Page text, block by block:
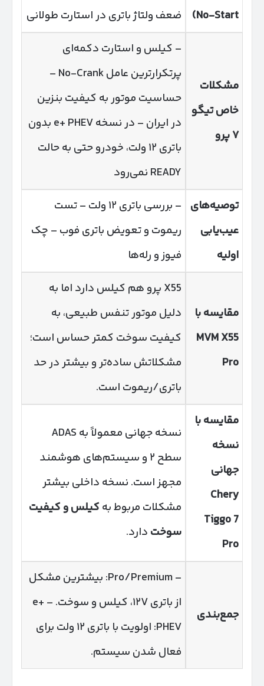
No-Start)
ضعف ولتاژ باتری در استارت طولانی
مشکلات
خاص تیگو
۷پرو
– کیلس و استارت دکمه‌ای
پرتکرارترین عامل No-Crank –
حساسیت موتور به کیفیت بنزین
در ایران – در نسخه e+ PHEV بدون
باتری ۱۲ ولت، خودرو حتی به حالت
READY نمی‌رود
توصیه‌های
عیب‌یابی
اولیه
– بررسی باتری ۱۲ ولت – تست
ریموت و تعویض باتری فوب – چک
فیوز و رله‌ها
مقایسه با
MVM X55
Pro
X55 پرو هم کیلس دارد اما به
دلیل موتور تنفس طبیعی، به
کیفیت سوخت کمتر حساس است؛
مشکلاتش ساده‌تر و بیشتر در حد
باتری/ریموت است.
مقایسه با
نسخه
جهانی
Chery
Tiggo 7
Pro
نسخه جهانی معمولاً به ADAS
سطح ۲ و سیستم‌های هوشمند
مجهز است. نسخه داخلی بیشتر
مشکلات مربوط به کیلس و کیفیت
سوخت دارد.
جمع‌بندی
– Pro/Premium: بیشترین مشکل
از باتری ۱۲V، کیلس و سوخت. – e+
PHEV: اولویت با باتری ۱۲ ولت برای
فعال شدن سیستم.